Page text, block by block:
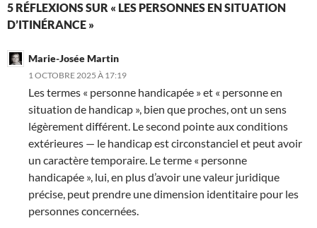
5 RÉFLEXIONS SUR « LES PERSONNES EN SITUATION
D’ITINÉRANCE »
Marie-Josée Martin
1 OCTOBRE 2025 À 17:19
Les termes « personne handicapée » et « personne en
situation de handicap », bien que proches, ont un sens
légèrement différent. Le second pointe aux conditions
extérieures — le handicap est circonstanciel et peut avoir
un caractère temporaire. Le terme « personne
handicapée », lui, en plus d’avoir une valeur juridique
précise, peut prendre une dimension identitaire pour les
personnes concernées.